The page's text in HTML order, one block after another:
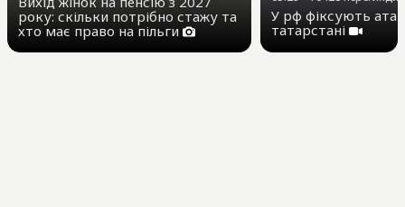
року: скільки потрібно стажу та
хто має право на пільги
У рф фіксують
татарстані